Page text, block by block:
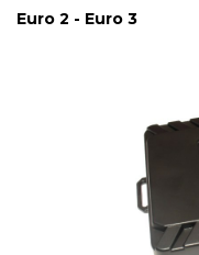
Euro 2 - Euro 3